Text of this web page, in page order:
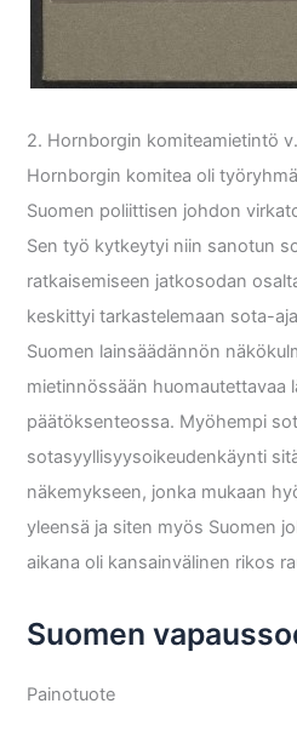
2. Hornborgin komiteamietintö
Hornborgin komitea oli
Suomen poliittisen johdon
Sen työ kytkeytyi niin sanotun
ratkaisemiseen jatkosodan
keskittyi tarkastelemaan sota-
Suomen lainsäädännön
mietinnössään huomautettavaa
päätöksenteossa. Myöhempi
sotasyyllisyysoikeudenkäynti
näkemykseen, jonka mukaan
yleensä ja siten myös Suomen
aikana oli kansainvälinen rikos
Suomen
Painotuote